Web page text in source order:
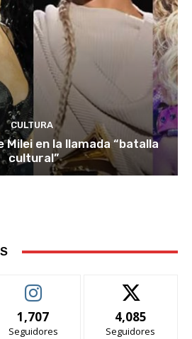
CULTURA
Milei en la llamada “batalla
cultural”
1,707
Seguidores
4,085
Seguidores